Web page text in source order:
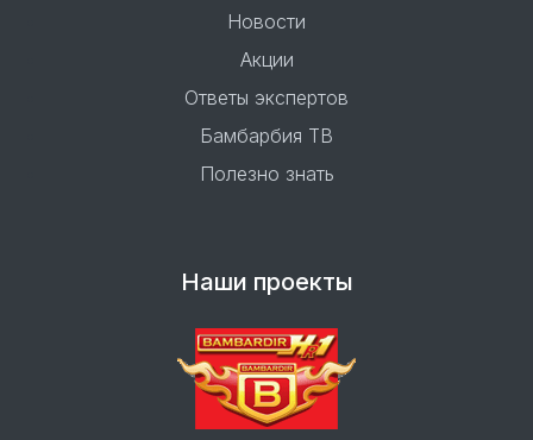
Новости
Акции
Ответы экспертов
Бамбарбия ТВ
Полезно знать
Наши проекты